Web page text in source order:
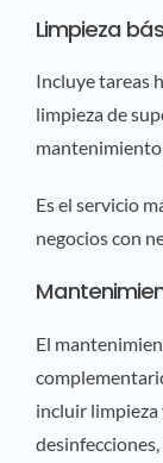
Limpieza
Incluye tareas
limpieza de
mantenimiento
Es el servicio
negocios con
El
incluir limpieza